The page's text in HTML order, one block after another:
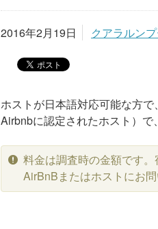
2016年2月19日 クアラルン
ホストが日本語対応可能な方で
Airbnbに認定されたホスト）で
料金は調査時の金額です
AirBnBまたはホストにお問